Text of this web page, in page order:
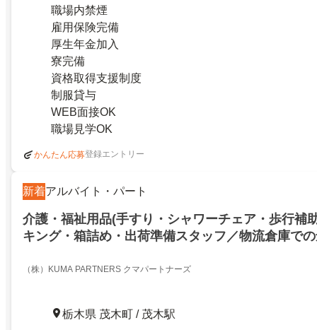
職場内禁煙
雇用保険完備
厚生年金加入
寮完備
資格取得支援制度
制服貸与
WEB面接OK
職場見学OK
かんたん応募登録エントリー
新着アルバイト・パート
介護・福祉用品(手すり・シャワーチェア・歩行補
キング・箱詰め・出荷準備スタッフ／物流倉庫で
（株）KUMA PARTNERS クマパートナーズ
栃木県 茂木町 / 茂木駅